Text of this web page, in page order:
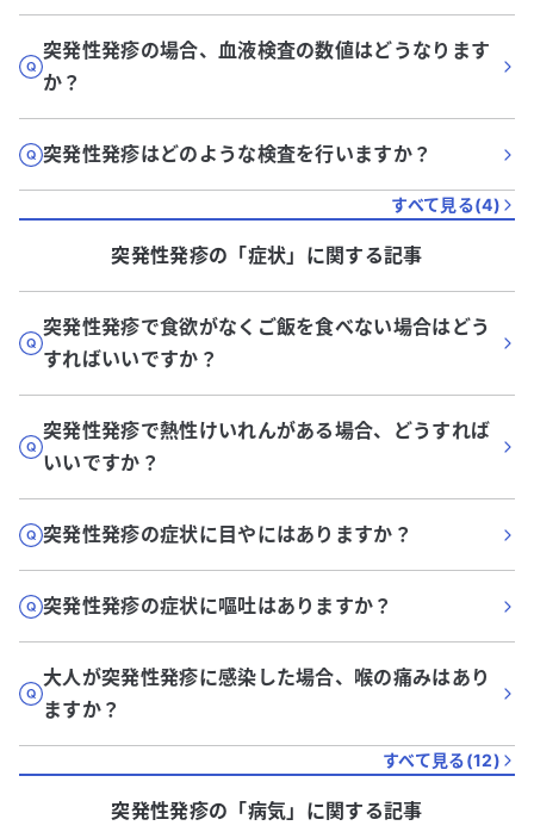
突発性発疹の場合、血液検査の数値はどうなります
か？
突発性発疹はどのような検査を行いますか？
すべて見る(4)
突発性発疹の「症状」に関する記事
突発性発疹で食欲がなくご飯を食べない場合はどう
すればいいですか？
突発性発疹で熱性けいれんがある場合、どうすれば
いいですか？
突発性発疹の症状に目やにはありますか？
突発性発疹の症状に嘔吐はありますか？
大人が突発性発疹に感染した場合、喉の痛みはあり
ますか？
すべて見る(12)
突発性発疹の「病気」に関する記事